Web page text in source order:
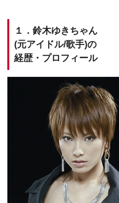
１．鈴木ゆきちゃん
(元アイドル/歌手)の
経歴・プロフィール